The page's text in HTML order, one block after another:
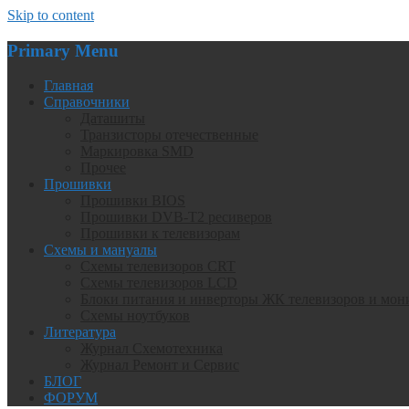
Skip to content
Primary Menu
Главная
Справочники
Прошивки
Схемы и мануалы
Литература
БЛОГ
ФОРУМ